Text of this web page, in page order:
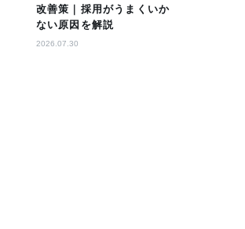
改善策｜採用がうまくいか
ない原因を解説
2026.07.30